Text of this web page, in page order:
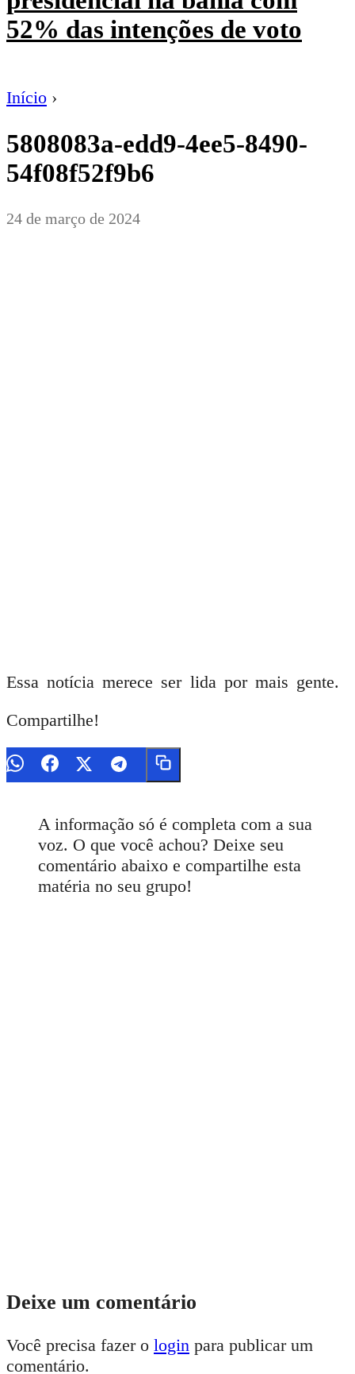
52% das intenções de voto
Início ›
5808083a-edd9-4ee5-8490-
54f08f52f9b6
24 de março de 2024
Essa notícia merece ser lida por mais gente.
Compartilhe!
A informação só é completa com a sua
voz. O que você achou? Deixe seu
comentário abaixo e compartilhe esta
matéria no seu grupo!
Deixe um comentário
Você precisa fazer o login para publicar um
comentário.